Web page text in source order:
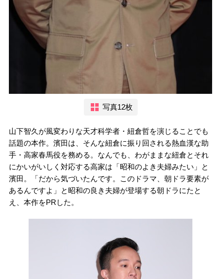
写真12枚
山下智久が風変わりな天才科学者・紐倉哲を演じることでも
話題の本作。濱田は、そんな紐倉に振り回される熱血漢な助
手・高家春馬役を務める。なんでも、わがままな紐倉とそれ
にかいがいしく対応する高家は「昭和のよき夫婦みたい」と
濱田。「だから気づいたんです。このドラマ、朝ドラ要素が
あるんですよ」と昭和の良き夫婦が登場する朝ドラにたと
え、本作をPRした。